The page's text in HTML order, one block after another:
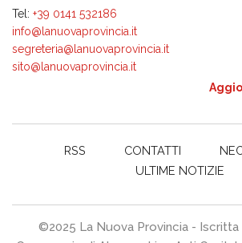
Tel: +39 0141 532186
info@lanuovaprovincia.it
segreteria@lanuovaprovincia.it
sito@lanuovaprovincia.it
RSS CONTATTI
ULTIME NOTIZIE
©2025 La Nuova Provincia - Iscritta